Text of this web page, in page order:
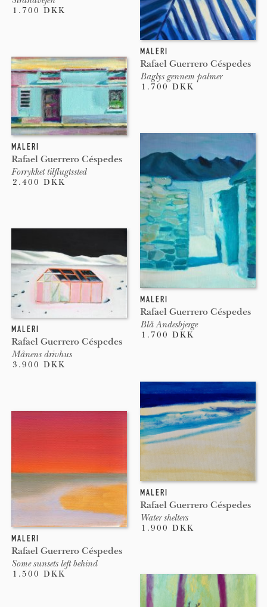
1.700 DKK
MALERI
Rafael Guerrero Céspedes
Baglys gennem palmer
1.700 DKK
MALERI
Rafael Guerrero Céspedes
Forrykket tilflugtssted
2.400 DKK
MALERI
Rafael Guerrero Céspedes
Blå Andesbjerge
1.700 DKK
MALERI
Rafael Guerrero Céspedes
Månens drivhus
3.900 DKK
MALERI
Rafael Guerrero Céspedes
Water shelters
1.900 DKK
MALERI
Rafael Guerrero Céspedes
Some sunsets left behind
1.500 DKK